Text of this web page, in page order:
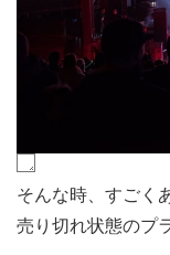
そんな時、すごく
売り切れ状態のプ